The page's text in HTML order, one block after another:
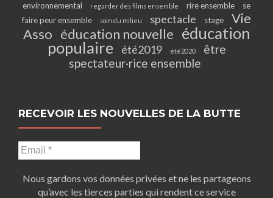
environnemental
regarder des films ensemble rire ensemble
se
faire peur ensemble
soin du milieu spectacle stage
Vie
Asso éducation nouvelle éducation
populaire
été2019 été2020
être
spectateur·rice ensemble
RECEVOIR LES NOUVELLES DE LA BUTTE
Nous gardons vos données privées et ne les partageons
qu’avec les tierces parties qui rendent ce service